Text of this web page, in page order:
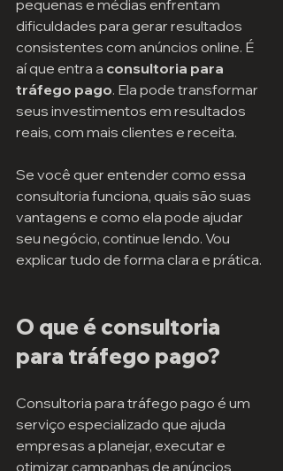
pequenas e médias enfrentam
dificuldades para gerar resultados
consistentes com anúncios online. É
aí que entra a consultoria para
tráfego pago. Ela pode transformar
seus investimentos em resultados
reais, com mais clientes e receita.
Se você quer entender como essa
consultoria funciona, quais são suas
vantagens e como ela pode ajudar
seu negócio, continue lendo. Vou
explicar tudo de forma clara e prática.
O que é consultoria
para tráfego pago?
Consultoria para tráfego pago é um
serviço especializado que ajuda
empresas a planejar, executar e
otimizar campanhas de anúncios